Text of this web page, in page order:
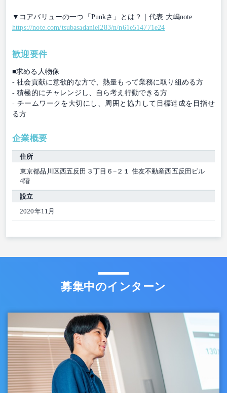
▼コアバリューの一つ「Punkさ」とは？｜代表 大嶋note
https://note.com/tsubasadaniel283/n/n61e514771e24
歓迎要件
■求める人物像
- 社会貢献に意欲的な方で、熱量もって業務に取り組める方
- 積極的にチャレンジし、自ら考え行動できる方
- チームワークを大切にし、周囲と協力して目標達成を目指せ
る方
企業概要
住所
東京都品川区⻄五反⽥３丁⽬６−２１ 住友不動産⻄五反⽥ビル
4階
設立
2020年11月
募集中のインターン